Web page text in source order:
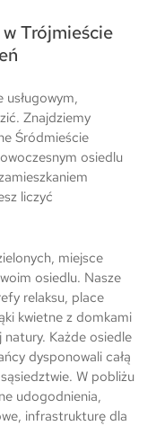
Trójmieście
Znajdziemy
Śródmieście
osiedlu
liczyć
miejsce
osiedlu. Nasze
relaksu, place
kwietne z domkami
Każde osiedle
dysponowali całą
W pobliżu
udogodnienia,
infrastrukturę dla